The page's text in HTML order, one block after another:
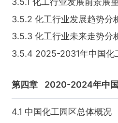
3.5.2 化工行业发展趋势分
3.5.3 化工行业未来走势分
3.5.4 2025-2031年中国化
第四章 2020-2024年中
4.1 中国化工园区总体概况